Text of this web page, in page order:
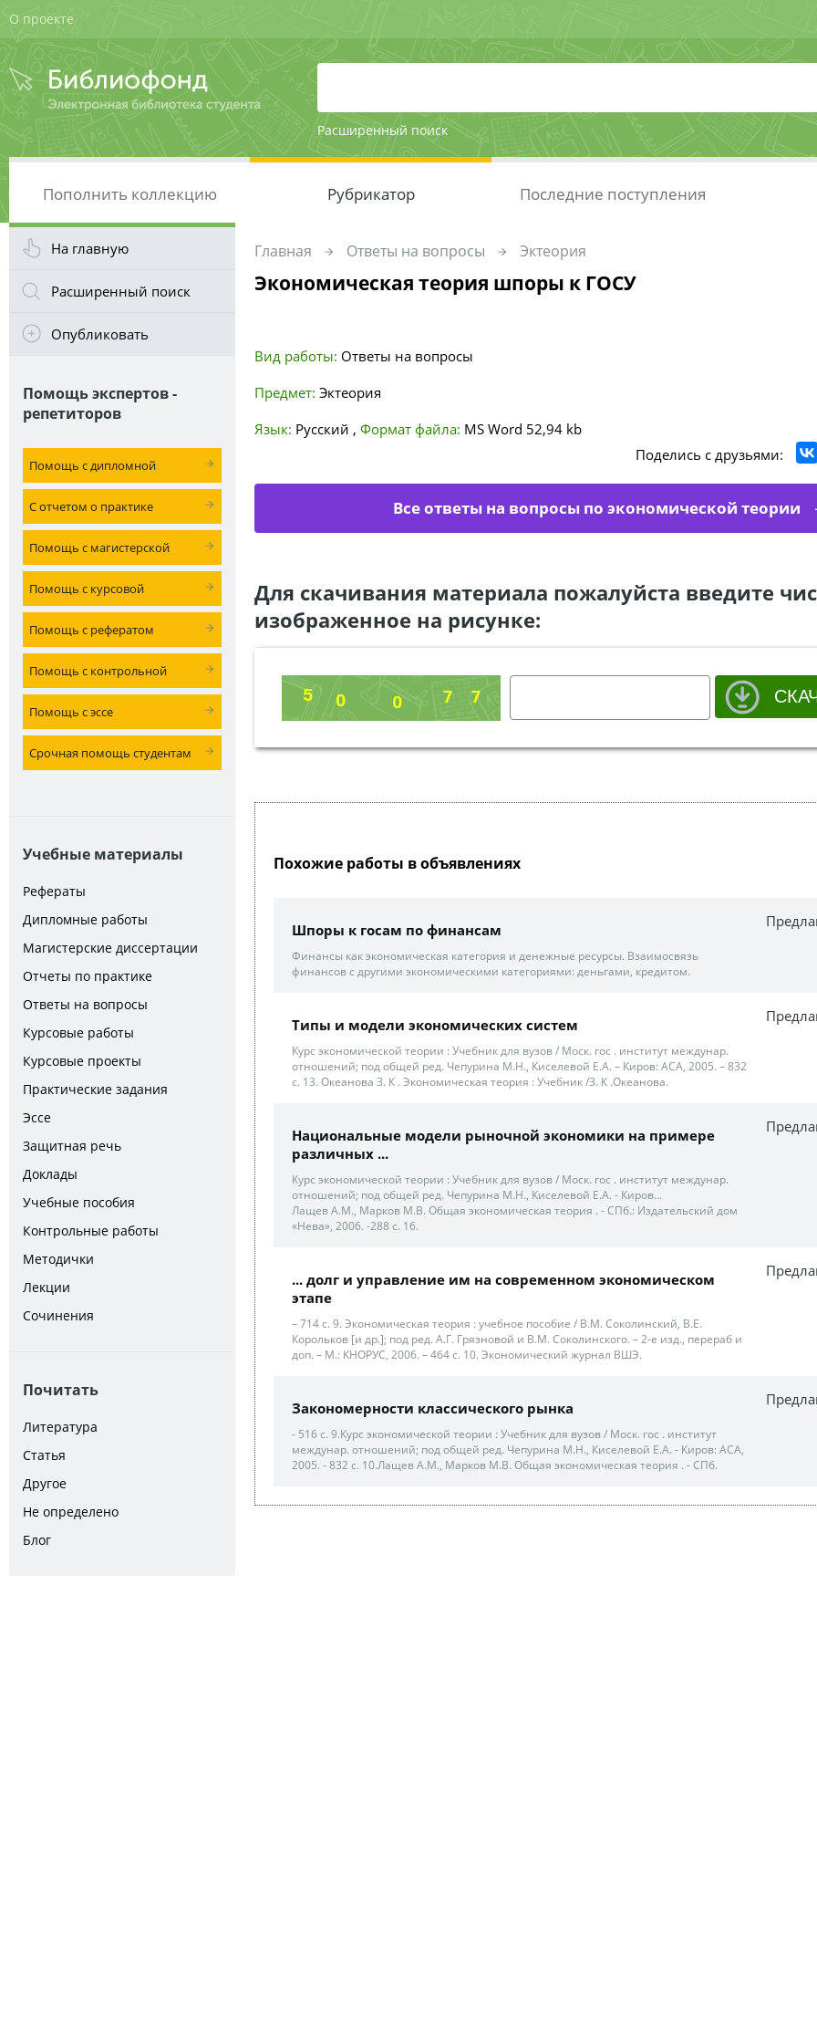
О проекте
Расширенный поиск
Пополнить коллекцию Рубрикатор Последние поступления
На главную
Расширенный поиск
Опубликовать
Помощь экспертов -
репетиторов
Помощь с дипломной
С отчетом о практике
Помощь с магистерской
Помощь с курсовой
Помощь с рефератом
Помощь с контрольной
Помощь с эссе
Срочная помощь студентам
Учебные материалы
Рефераты
Дипломные работы
Магистерские диссертации
Отчеты по практике
Ответы на вопросы
Курсовые работы
Курсовые проекты
Практические задания
Эссе
Защитная речь
Доклады
Учебные пособия
Контрольные работы
Методички
Лекции
Сочинения
Почитать
Литература
Статья
Другое
Не определено
Блог
Главная Ответы на вопросы Эктеория
Экономическая теория шпоры к ГОСУ
Вид работы: Ответы на вопросы
Предмет: Эктеория
Язык: Русский , Формат файла: MS Word 52,94 kb
Поделись с друзьями:
Все ответы на вопросы по экономической теории
Для скачивания материала пожалуйста введите
изображенное на рисунке:
Похожие работы в объявлениях
Шпоры к госам по финансам
Финансы как экономическая категория и денежные ресурсы. Взаимосвязь
финансов с другими экономическими категориями: деньгами, кредитом.
Типы и модели экономических систем
Курс экономической теории : Учебник для вузов / Моск. гос . институт междунар.
отношений; под общей ред. Чепурина М.Н., Киселевой Е.А. – Киров: АСА, 2005. – 832
с. 13. Океанова З. К . Экономическая теория : Учебник /З. К .Океанова.
Национальные модели рыночной экономики на примере
различных ...
Курс экономической теории : Учебник для вузов / Моск. гос . институт междунар.
отношений; под общей ред. Чепурина М.Н., Киселевой Е.А. - Киров...
Лащев А.М., Марков М.В. Общая экономическая теория . - СПб.: Издательский дом
«Нева», 2006. -288 с. 16.
... долг и управление им на современном экономическом
этапе
– 714 с. 9. Экономическая теория : учебное пособие / В.М. Соколинский, В.Е.
Корольков [и др.]; под ред. А.Г. Грязновой и В.М. Соколинского. – 2-е изд., перераб и
доп. – М.: КНОРУС, 2006. – 464 с. 10. Экономический журнал ВШЭ.
Закономерности классического рынка
- 516 с. 9.Курс экономической теории : Учебник для вузов / Моск. гос . институт
междунар. отношений; под общей ред. Чепурина М.Н., Киселевой Е.А. - Киров: АСА,
2005. - 832 с. 10.Лащев А.М., Марков М.В. Общая экономическая теория . - СПб.